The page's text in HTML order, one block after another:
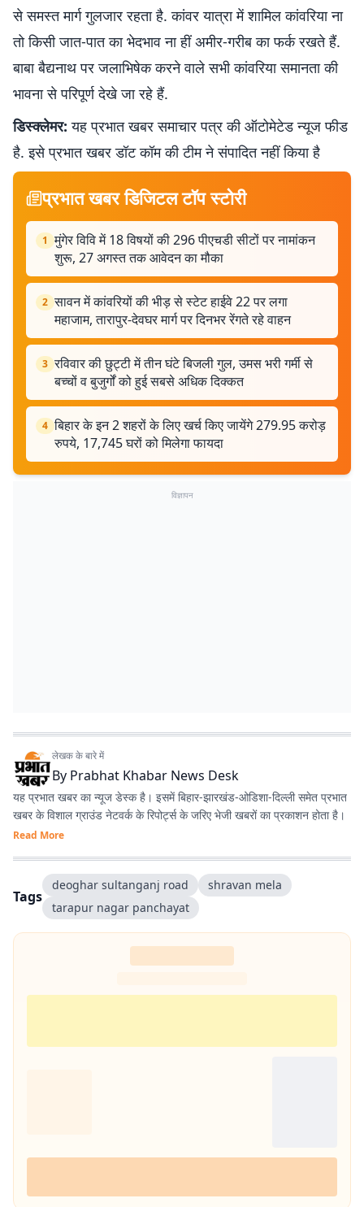
से समस्त मार्ग गुलजार रहता है. कांवर यात्रा में शामिल कांवरिया ना
तो किसी जात-पात का भेदभाव ना हीं अमीर-गरीब का फर्क रखते हैं.
बाबा बैद्यनाथ पर जलाभिषेक करने वाले सभी कांवरिया समानता की
भावना से परिपूर्ण देखे जा रहे हैं.
डिस्क्लेमर: यह प्रभात खबर समाचार पत्र की ऑटोमेटेड न्यूज फीड
है. इसे प्रभात खबर डॉट कॉम की टीम ने संपादित नहीं किया है
प्रभात खबर डिजिटल टॉप स्टोरी
1 मुंगेर विवि में 18 विषयों की 296 पीएचडी सीटों पर नामांकन
शुरू, 27 अगस्त तक आवेदन का मौका
2 सावन में कांवरियों की भीड़ से स्टेट हाईवे 22 पर लगा
महाजाम, तारापुर-देवघर मार्ग पर दिनभर रेंगते रहे वाहन
3 रविवार की छुट्टी में तीन घंटे बिजली गुल, उमस भरी गर्मी से
बच्चों व बुजुर्गों को हुई सबसे अधिक दिक्कत
4 बिहार के इन 2 शहरों के लिए खर्च किए जायेंगे 279.95 करोड़
रुपये, 17,745 घरों को मिलेगा फायदा
विज्ञापन
लेखक के बारे में
By Prabhat Khabar News Desk
यह प्रभात खबर का न्यूज डेस्क है। इसमें बिहार-झारखंड-ओडिशा-दिल्‍ली समेत प्रभात
खबर के विशाल ग्राउंड नेटवर्क के रिपोर्ट्स के जरिए भेजी खबरों का प्रकाशन होता है।
Read More
Tags
deoghar sultanganj road
shravan mela
tarapur nagar panchayat